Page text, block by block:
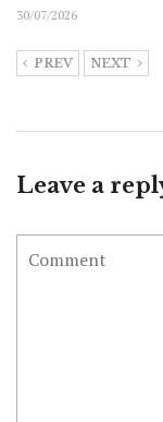
30/07/2026
PREV NEXT
Leave a